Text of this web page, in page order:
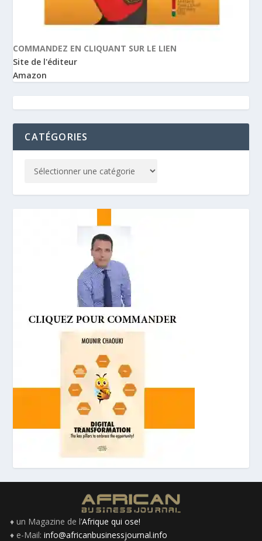
COMMANDEZ EN CLIQUANT SUR LE LIEN
Site de l'éditeur
Amazon
CATÉGORIES
♦ un Magazine de l’Afrique qui ose!
♦ e-Mail: info@africanbusinessjournal.info